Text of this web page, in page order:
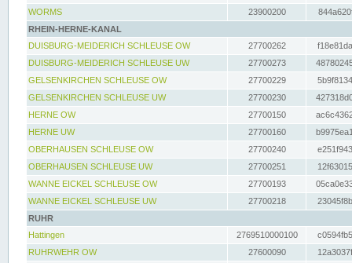
WORMS
23900200
RHEIN-HERNE-KANAL
DUISBURG-MEIDERICH SCHLEUSE OW
27700262
DUISBURG-MEIDERICH SCHLEUSE UW
27700273
GELSENKIRCHEN SCHLEUSE OW
27700229
GELSENKIRCHEN SCHLEUSE UW
27700230
HERNE OW
27700150
HERNE UW
27700160
OBERHAUSEN SCHLEUSE OW
27700240
OBERHAUSEN SCHLEUSE UW
27700251
WANNE EICKEL SCHLEUSE OW
27700193
WANNE EICKEL SCHLEUSE UW
27700218
RUHR
Hattingen
2769510000100
RUHRWEHR OW
27600090